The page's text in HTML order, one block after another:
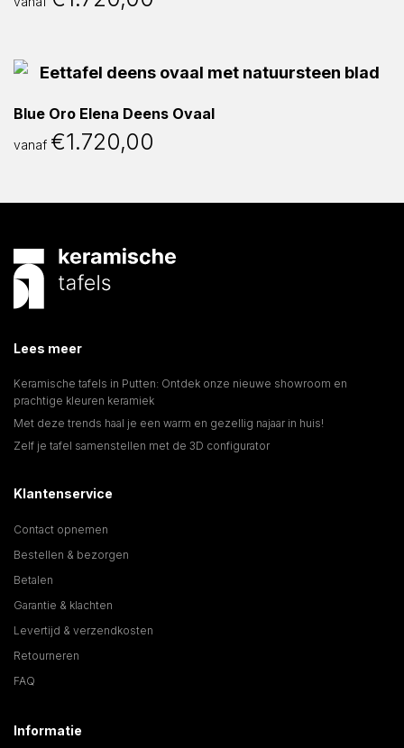
Blue Oro Elena Deens Ovaal
vanaf €1.720,00
Lees meer
Keramische tafels in Putten: Ontdek onze nieuwe showroom en
prachtige kleuren keramiek
Met deze trends haal je een warm en gezellig najaar in huis!
Zelf je tafel samenstellen met de 3D configurator
Klantenservice
Contact opnemen
Bestellen & bezorgen
Betalen
Garantie & klachten
Levertijd & verzendkosten
Retourneren
FAQ
Informatie